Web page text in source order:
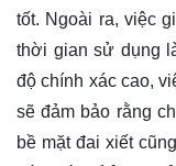
tốt. Ngoài ra, việc
thời gian sử dụng
độ chính xác cao,
sẽ đảm bảo rằng
bề mặt đai xiết